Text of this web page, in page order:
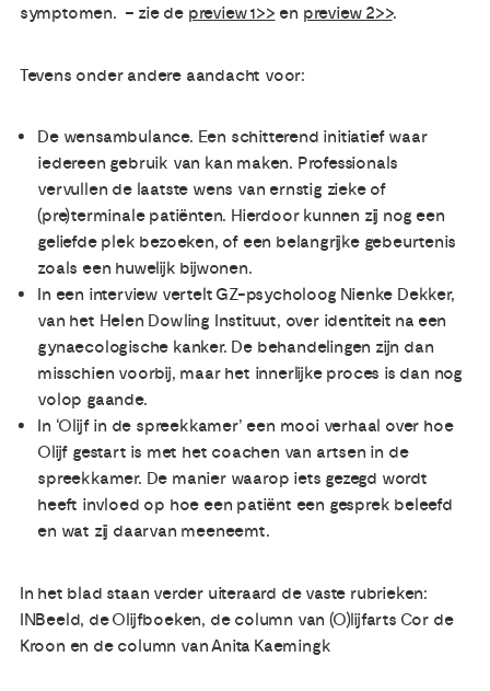
symptomen. – zie de preview 1>> en preview 2>>.
Tevens onder andere aandacht voor:
De wensambulance. Een schitterend initiatief waar
iedereen gebruik van kan maken. Professionals
vervullen de laatste wens van ernstig zieke of
(pre)terminale patiënten. Hierdoor kunnen zij nog een
geliefde plek bezoeken, of een belangrijke gebeurtenis
zoals een huwelijk bijwonen.
In een interview vertelt GZ-psycholoog Nienke Dekker,
van het Helen Dowling Instituut, over identiteit na een
gynaecologische kanker. De behandelingen zijn dan
misschien voorbij, maar het innerlijke proces is dan nog
volop gaande.
In ‘Olijf in de spreekkamer’ een mooi verhaal over hoe
Olijf gestart is met het coachen van artsen in de
spreekkamer. De manier waarop iets gezegd wordt
heeft invloed op hoe een patiënt een gesprek beleefd
en wat zij daarvan meeneemt.
In het blad staan verder uiteraard de vaste rubrieken:
INBeeld, de Olijfboeken, de column van (O)lijfarts Cor de
Kroon en de column van Anita Kaemingk